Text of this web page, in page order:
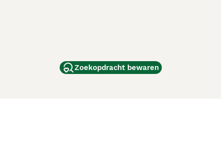
Zoekopdracht bewaren